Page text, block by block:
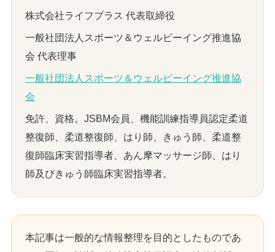
株式会社ライフプラス 代表取締役
一般社団法人スポーツ＆ウェルビーイング推進協
会 代表理事
一般社団法人スポーツ＆ウェルビーイング推進協
会
免許、資格。JSBM会員、機能訓練指導員認定柔道
整復師、柔道整復師、はり師、きゅう師、柔道整
復師臨床実習指導者、あん摩マッサージ師、はり
師及びきゅう師臨床実習指導者。
本記事は一般的な情報整理を目的としたものであ